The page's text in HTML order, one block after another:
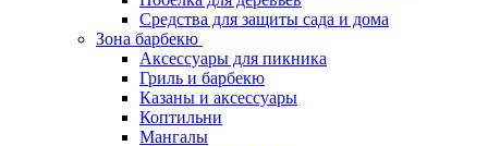
Средства для защиты сада и дома
Зона барбекю
Аксессуары для пикника
Гриль и барбекю
Казаны и аксессуары
Коптильни
Мангалы